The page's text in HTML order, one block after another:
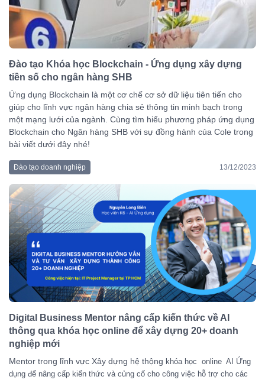
Đào tạo Khóa học Blockchain - Ứng dụng xây dựng
tiền số cho ngân hàng SHB
Ứng dụng Blockchain là một cơ chế cơ sở dữ liệu tiên tiến cho
giúp cho lĩnh vực ngân hàng chia sẻ thông tin minh bạch trong
một mạng lưới của ngành. Cùng tìm hiểu phương pháp ứng dụng
Blockchain cho Ngân hàng SHB với sự đồng hành của Cole trong
bài viết dưới đây nhé!
Đào tạo doanh nghiệp 13/12/2023
Digital Business Mentor nâng cấp kiến thức về AI
thông qua khóa học online để xây dựng 20+ doanh
nghiệp mới
Mentor trong lĩnh vực Xây dựng hệ thộng khóa học online AI Ứng
dụng để nâng cấp kiến thức và củng cố cho công việc hỗ trợ cho các